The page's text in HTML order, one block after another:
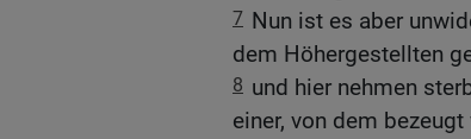
7 Nun ist es aber
dem Höhergestellten
8 und hier nehmen
einer, von dem